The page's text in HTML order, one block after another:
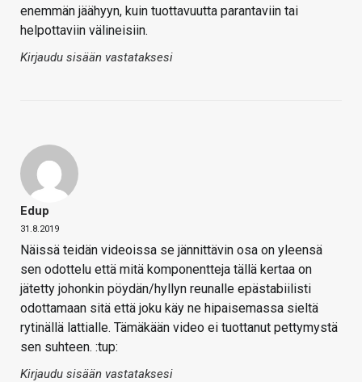
enemmän jäähyyn, kuin tuottavuutta parantaviin tai
helpottaviin välineisiin.
Kirjaudu sisään vastataksesi
Edup
31.8.2019
Näissä teidän videoissa se jännittävin osa on yleensä
sen odottelu että mitä komponentteja tällä kertaa on
jätetty johonkin pöydän/hyllyn reunalle epästabiilisti
odottamaan sitä että joku käy ne hipaisemassa sieltä
rytinällä lattialle. Tämäkään video ei tuottanut pettymystä
sen suhteen. :tup:
Kirjaudu sisään vastataksesi